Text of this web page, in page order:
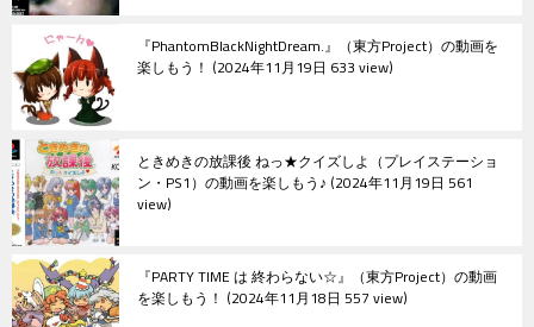
『PhantomBlackNightDream.』（東方Project）の動画を
楽しもう！ 2024年11月19日 633 view
ときめきの放課後 ねっ★クイズしよ（プレイステーショ
ン・PS1）の動画を楽しもう♪ 2024年11月19日 561
view
『PARTY TIME は 終わらない☆』（東方Project）の動画
を楽しもう！ 2024年11月18日 557 view